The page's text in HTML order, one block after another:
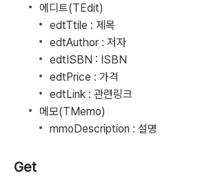
에디트(TEdit)
edtTtile : 제목
edtAuthor : 저자
edtISBN : ISBN
edtPrice : 가격
edtLink : 관련링크
메모(TMemo)
mmoDescription : 설명
Get